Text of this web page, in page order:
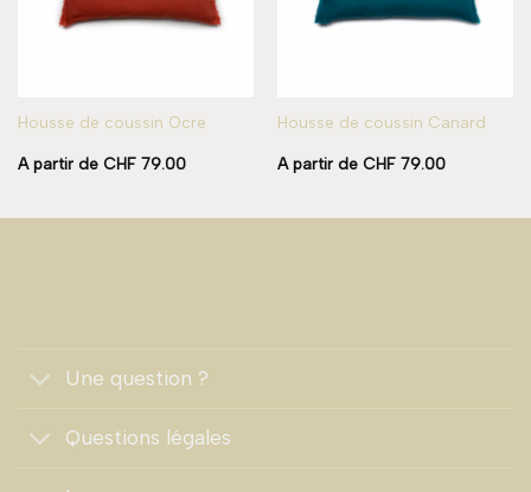
Housse de coussin Ocre
A partir de CHF79.00
Housse de coussin Canard
A partir de CHF79.00
Une question ?
Questions légales